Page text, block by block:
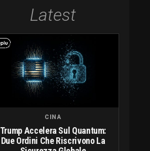
Latest
CINA
Trump Accelera Sul Quantum:
Due Ordini Che Riscrivono La